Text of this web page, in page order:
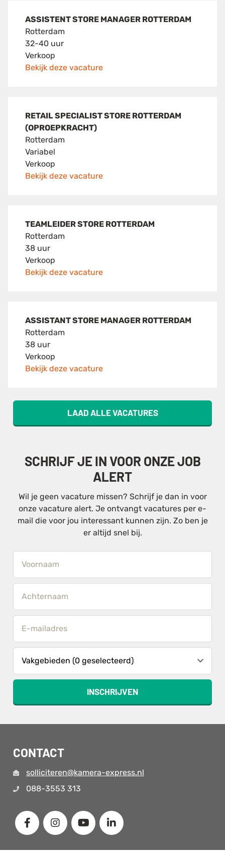
ASSISTENT STORE MANAGER ROTTERDAM
Rotterdam
32-40 uur
Verkoop
Bekijk deze vacature
RETAIL SPECIALIST STORE ROTTERDAM
(OPROEPKRACHT)
Rotterdam
Variabel
Verkoop
Bekijk deze vacature
TEAMLEIDER STORE ROTTERDAM
Rotterdam
38 uur
Verkoop
Bekijk deze vacature
ASSISTANT STORE MANAGER ROTTERDAM
Rotterdam
38 uur
Verkoop
Bekijk deze vacature
LAAD ALLE VACATURES
SCHRIJF JE IN VOOR ONZE JOB
ALERT
Wil je geen vacature missen? Schrijf je dan in voor
onze vacature alert. Je ontvangt vacatures per e-
mail die voor jou interessant kunnen zijn. Zo ben je
er altijd snel bij.
Vakgebieden (0 geselecteerd)
INSCHRIJVEN
CONTACT
solliciteren@kamera-express.nl
088-3553 313